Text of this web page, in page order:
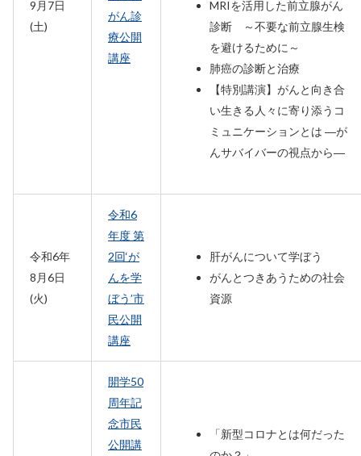
9月7日
(土)
がん診
療公開
講座
MRIを活用した前立腺がん
診断 ～不要な前立腺生検
を避けるために～
肺癌の診断と治療
【特別講演】がんと向き合
い生きる人々に寄り添うコ
ミュニケーションとは ―が
んサバイバーの視点から―
令和6年
8月6日
(火)
令和6
年度 第
2回‘が
んを学
ぼう’市
民公開
講座
肝がんについて学ぼう
がんとつきあうための社会
資源
開学50
周年記
念市民
公開講
「新型コロナとは何だった